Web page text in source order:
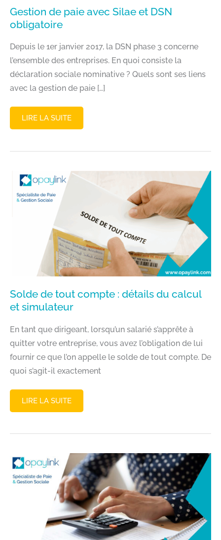
Gestion de paie avec Silae et DSN
obligatoire
Depuis le 1er janvier 2017, la DSN phase 3 concerne
l’ensemble des entreprises. En quoi consiste la
déclaration sociale nominative ? Quels sont ses liens
avec la gestion de paie […]
GESTION
DE
AVEC
DSN
OBLIGATOIRE
LIRE LA SUITE
Solde de tout compte : détails du calcul
et simulateur
En tant que dirigeant, lorsqu’un salarié s’apprête à
quitter votre entreprise, vous avez l’obligation de lui
fournir ce que l’on appelle le solde de tout compte. De
quoi s’agit-il exactement
SOLDE
DE
COMPTE
DU
CALCUL
SIMULATEUR
LIRE LA SUITE